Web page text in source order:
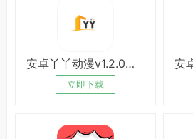
安卓丫丫动漫v1.2.0绿化版
立即下载